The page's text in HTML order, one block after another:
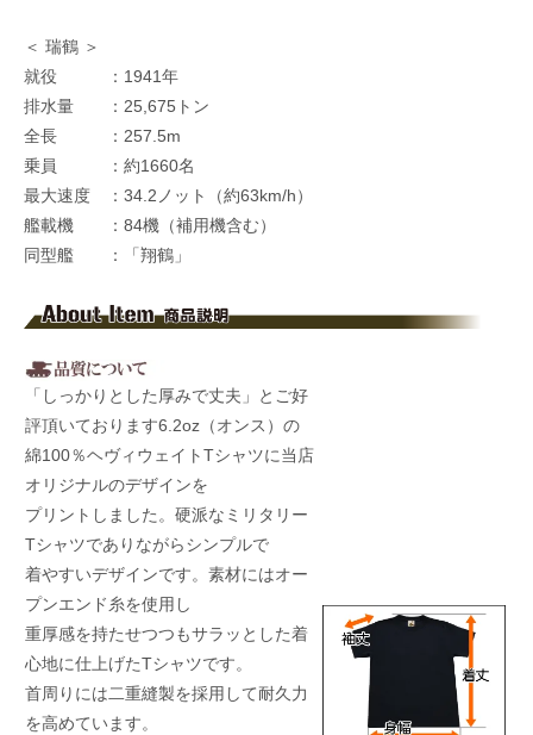
＜ 瑞鶴 ＞
就役 ：1941年
排水量 ：25,675トン
全長 ：257.5m
乗員 ：約1660名
最大速度 ：34.2ノット（約63km/h）
艦載機 ：84機（補用機含む）
同型艦 ：「翔鶴」
「しっかりとした厚みで丈夫」とご好
評頂いております6.2oz（オンス）の
綿100％ヘヴィウェイトTシャツに当店
オリジナルのデザインを
プリントしました。硬派なミリタリー
Tシャツでありながらシンプルで
着やすいデザインです。素材にはオー
プンエンド糸を使用し
重厚感を持たせつつもサラッとした着
心地に仕上げたTシャツです。
首周りには二重縫製を採用して耐久力
を高めています。